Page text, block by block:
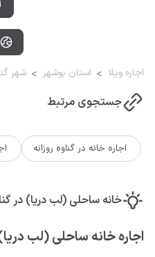
اجاره ویلا استان بوشهر شهر
جستجوی مرتبط
اجاره خانه در گناوه روزانه
خانه ساحلی (لب دریا) در
اجاره خانه ساحلی (لب